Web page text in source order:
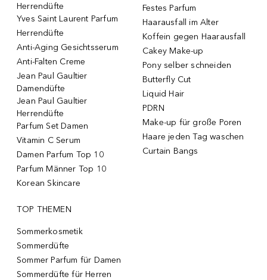
Herrendüfte
Yves Saint Laurent Parfum
Herrendüfte
Anti-Aging Gesichtsserum
Anti-Falten Creme
Jean Paul Gaultier
Damendüfte
Jean Paul Gaultier
Herrendüfte
Parfum Set Damen
Vitamin C Serum
Damen Parfum Top 10
Parfum Männer Top 10
Korean Skincare
Festes Parfum
Haarausfall im Alter
Koffein gegen Haarausfall
Cakey Make-up
Pony selber schneiden
Butterfly Cut
Liquid Hair
PDRN
Make-up für große Poren
Haare jeden Tag waschen
Curtain Bangs
TOP THEMEN
Sommerkosmetik
Sommerdüfte
Sommer Parfum für Damen
Sommerdüfte für Herren